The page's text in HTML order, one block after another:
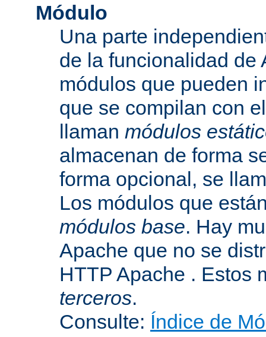
Módulo
Una parte
de la funcionalidad de
módulos que pueden
que se compilan con
llaman módulos
almacenan de forma
forma opcional, se
Los módulos que
módulos base. Hay
Apache que no se
HTTP Apache . Estos
terceros.
Consulte: Índice de